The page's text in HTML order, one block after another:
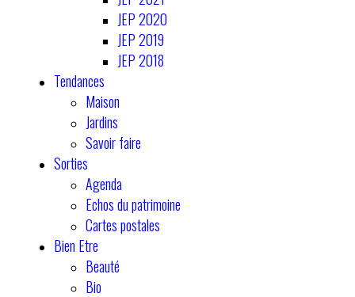
JEP 2020
JEP 2019
JEP 2018
Tendances
Maison
Jardins
Savoir faire
Sorties
Agenda
Echos du patrimoine
Cartes postales
Bien Etre
Beauté
Bio